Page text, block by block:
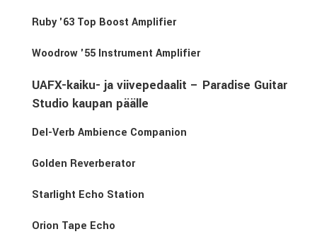
Ruby '63 Top Boost Amplifier
Woodrow '55 Instrument Amplifier
UAFX-kaiku- ja viivepedaalit – Paradise Guitar
Studio kaupan päälle
Del-Verb Ambience Companion
Golden Reverberator
Starlight Echo Station
Orion Tape Echo